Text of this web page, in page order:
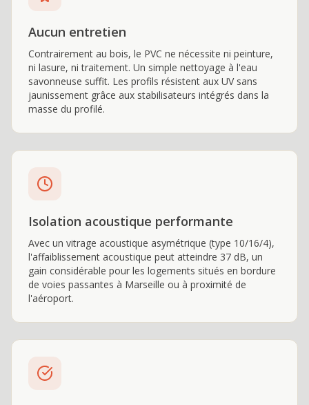
Aucun entretien
Contrairement au bois, le PVC ne nécessite ni peinture,
ni lasure, ni traitement. Un simple nettoyage à l'eau
savonneuse suffit. Les profils résistent aux UV sans
jaunissement grâce aux stabilisateurs intégrés dans la
masse du profilé.
Isolation acoustique performante
Avec un vitrage acoustique asymétrique (type 10/16/4),
l'affaiblissement acoustique peut atteindre 37 dB, un
gain considérable pour les logements situés en bordure
de voies passantes à Marseille ou à proximité de
l'aéroport.